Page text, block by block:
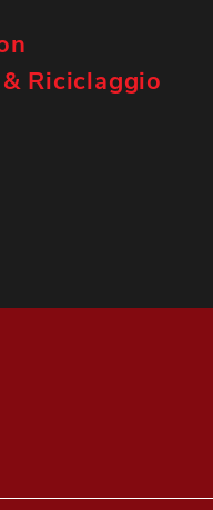
Riciclaggio